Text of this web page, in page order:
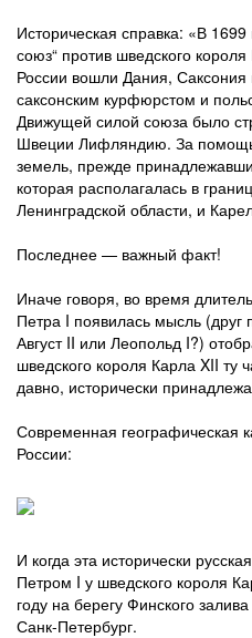
Историческая справка: «В
союз“ против шведского
России вошли Дания, Саксония
саксонским курфюрстом и
Движущей силой союза было
Швеции Лифляндию. За
земель, прежде
которая располагалась в
Ленинградской области, и
Последнее — важный факт!
Иначе говоря, во время
Петра I появилась мысль (друг
Август II или Леопольд I?)
шведского короля Карла XII ту
давно, исторически
Современная географическая
России:
И когда эта исторически
Петром I у шведского короля
году на берегу Финского
Санк-Петербург.